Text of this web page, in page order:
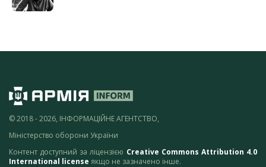
© 2018 - 2026, ІНФОРМАЦІЙНЕ АГЕНТСТВО,
Міністерство оборони України
Контент доступний за ліцензією Creative Commons Attribution 4.0
International license якщо не зазначено інше.